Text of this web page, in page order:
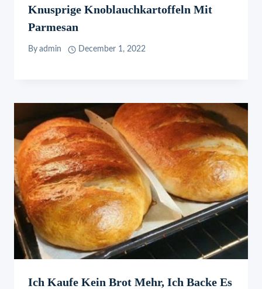
Knusprige Knoblauchkartoffeln Mit
Parmesan
By admin December 1, 2022
Ich Kaufe Kein Brot Mehr, Ich Backe Es